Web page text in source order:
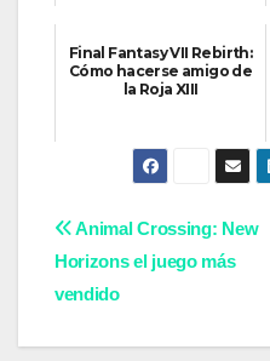
Final Fantasy VII Rebirth:
Cómo hacerse amigo de
la Roja XIII
Navegación
de
entradas
Animal Crossing: New
Horizons el juego más
vendido